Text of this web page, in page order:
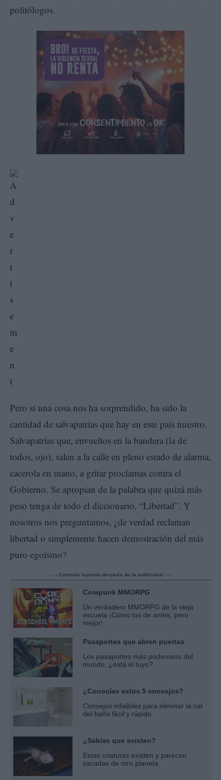
politólogos.
Pero si una cosa nos ha sorprendido, ha sido la
cantidad de salvapatrias que hay en este país nuestro.
Salvapatrias que, envueltos en la bandera (la de
todos, ojo), salen a la calle en pleno estado de alarma,
cacerola en mano, a gritar proclamas contra el
Gobierno. Se apropian de la palabra que quizá más
peso tenga de todo el diccionario, “Libertad”. Y
nosotros nos preguntamos, ¿de verdad reclaman
libertad o simplemente hacen demostración del más
puro egoísmo?
- - - Continúa leyendo después de la publicidad - - -
Corepunk MMORPG
Un verdadero MMORPG de la vieja
escuela ¡Cómo los de antes, pero
mejor!
Pasaportes que abren puertas
Los pasaportes más poderosos del
mundo, ¿está el tuyo?
¿Conocías estos 5 consejos?
Consejos infalibles para eliminar la cal
del baño fácil y rápido
¿Sabías que existen?
Estas criaturas existen y parecen
sacadas de otro planeta